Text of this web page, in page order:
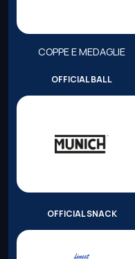
COPPE E MEDAGLIE
OFFICIAL BALL
OFFICIAL SNACK